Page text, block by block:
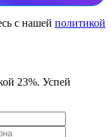
с нашей политикой
23%. Успей